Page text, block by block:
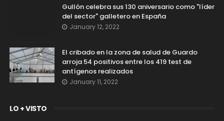
Gullón celebra sus 130 aniversario como "líder
del sector" galletero en España
January 12, 2022
El cribado en la zona de salud de Guardo
arroja 54 positivos entre los 419 test de
antígenos realizados
January 11, 2022
LO + VISTO